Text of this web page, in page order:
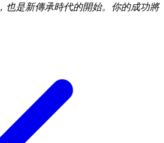
也是新傳承時代的開始。你的成功將